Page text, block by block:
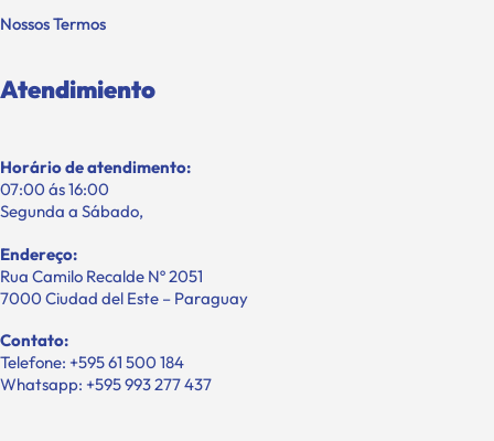
Nossos Termos
Atendimiento
Horário de atendimento:
07:00 ás 16:00
Segunda a Sábado,
Endereço:
Rua Camilo Recalde Nº 2051
7000 Ciudad del Este – Paraguay
Contato:
Telefone: +595 61 500 184
Whatsapp: +595 993 277 437